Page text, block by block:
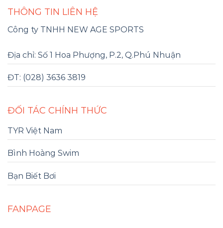
THÔNG TIN LIÊN HỆ
Công ty TNHH NEW AGE SPORTS
Địa chỉ: Số 1 Hoa Phượng, P.2, Q.Phú Nhuận
ĐT: (028) 3636 3819
ĐỐI TÁC CHÍNH THỨC
TYR Việt Nam
Bình Hoàng Swim
Bạn Biết Bơi
FANPAGE